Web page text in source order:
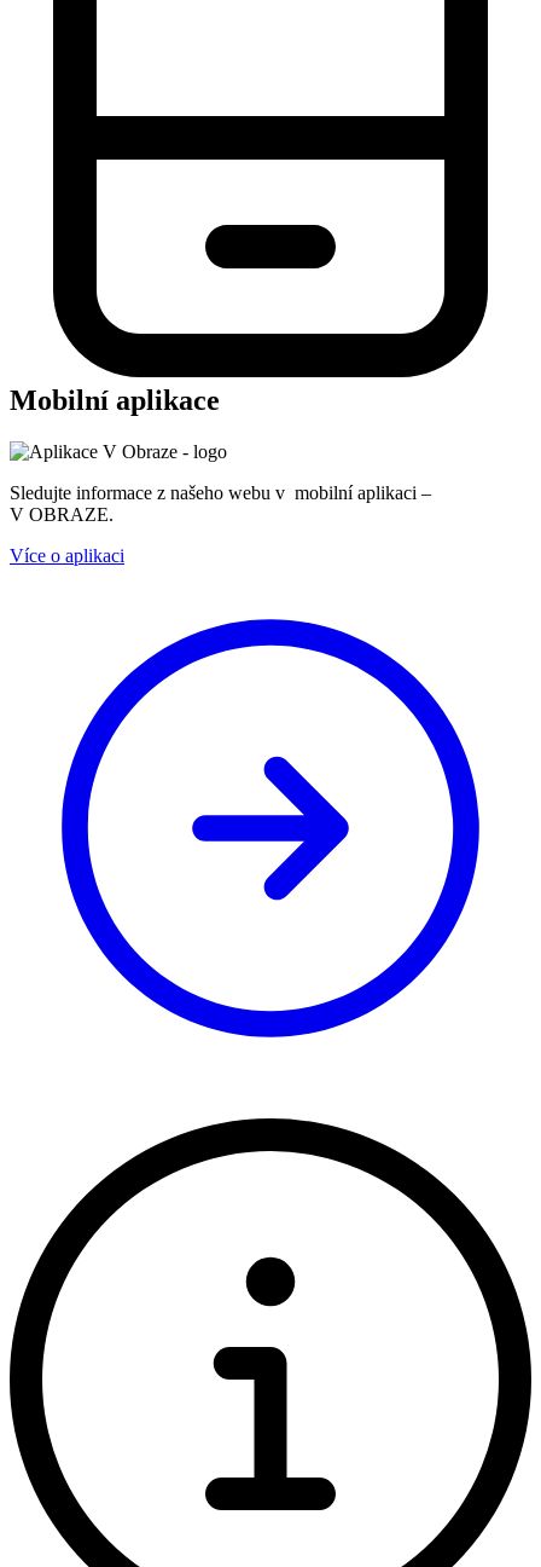
Mobilní aplikace
Sledujte informace z našeho webu v mobilní aplikaci –
V OBRAZE.
Více o aplikaci